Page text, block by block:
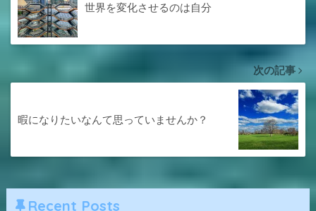
世界を変化させるのは自分
次の記事
暇になりたいなんて思っていませんか？
Recent Posts